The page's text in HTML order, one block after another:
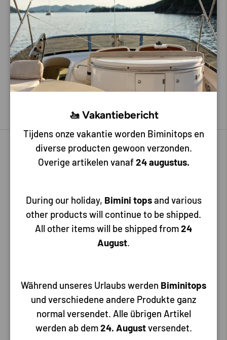
Rule
Rule 800 bilgepomp 12/24V
69,00 72,40
L1600 Bilgepomp met
terugslagklep 24V
109,00 155,00
Tot 5% korting
terugslagklep
194,85
Albin
Vanaf49,50
🚤 Vakantiebericht
Tijdens onze vakantie worden Biminitops en
diverse producten gewoon verzonden.
Overige artikelen vanaf24 augustus.
During our holiday, Bimini topsand various
other products will continue to be shipped.
All other items will be shipped from24
August.
Während unseres Urlaubs werden Biminitops
und verschiedene andere Produkte ganz
normal versendet. Alle übrigen Artikel
werden ab dem24. Augustversendet.